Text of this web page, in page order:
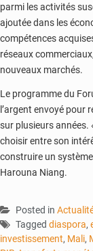
parmi les activités
ajoutée dans les
compétences
réseaux
nouveaux marchés.
Le programme du
l’argent envoyé pour
sur plusieurs années.
choisir entre son
construire un
Harouna Niang.
Posted in
Tagged diaspora,
investissement, Mali,